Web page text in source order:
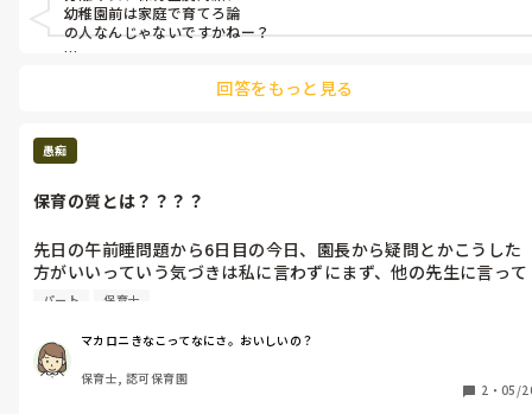
方向性が様々だから、答えなんてないんだけど。
幼稚園前は家庭で育てろ論
の人なんじゃないですかねー？
自分の理論しか語らないから
反対だーー！反対だーー！
ってしか言わないので。
Xには、沢山居ますよねー。😂！
足踏み入れるなと思います！😂！
回答をもっと見る
愚痴
保育の質とは？？？？
先日の午前睡問題から6日目の今日、園長から疑問とかこうした
方がいいっていう気づきは私に言わずにまず、他の先生に言って
みて。先生は勤務時間短い（開所から3時間）けど、退勤までの
前。いつどうやって共有すんだよ！だから、園長に提案というよ
り、疑問を聞いてたんだよ！って思ったけど、先生は人見知りや
からなかなか他の先生に話しかけられんのやと思うけど、今日は
パート 保育士
マカロニきなこってなにさ。おいしいの？
保育士, 認可保育園
2 ・ 05/